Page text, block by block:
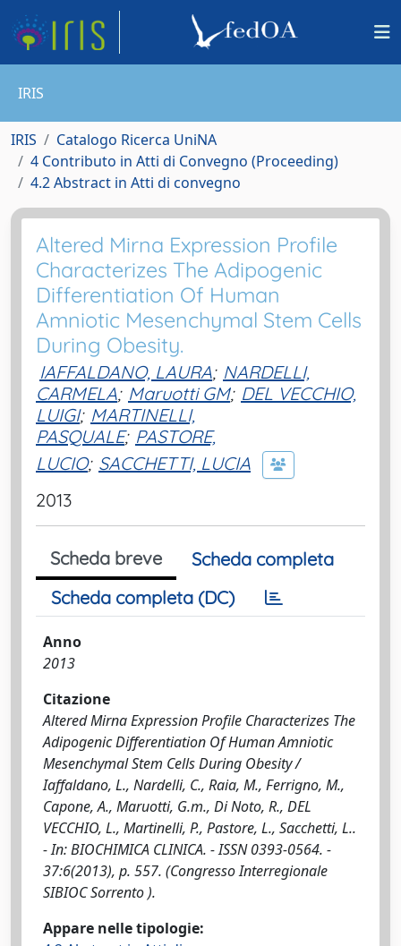
IRIS
IRIS
Catalogo Ricerca UniNA
4 Contributo in Atti di Convegno (Proceeding)
4.2 Abstract in Atti di convegno
Altered Mirna Expression Profile
Characterizes The Adipogenic
Differentiation Of Human
Amniotic Mesenchymal Stem Cells
During Obesity.
IAFFALDANO, LAURA; NARDELLI,
CARMELA; Maruotti GM; DEL VECCHIO,
LUIGI; MARTINELLI,
PASQUALE; PASTORE,
LUCIO; SACCHETTI, LUCIA
2013
Scheda breve
Scheda completa
Scheda completa (DC)
Anno
2013
Citazione
Altered Mirna Expression Profile Characterizes The
Adipogenic Differentiation Of Human Amniotic
Mesenchymal Stem Cells During Obesity /
Iaffaldano, L., Nardelli, C., Raia, M., Ferrigno, M.,
Capone, A., Maruotti, G.m., Di Noto, R., DEL
VECCHIO, L., Martinelli, P., Pastore, L., Sacchetti, L..
- In: BIOCHIMICA CLINICA. - ISSN 0393-0564. -
37:6(2013), p. 557. (Congresso Interregionale
SIBIOC Sorrento ).
Appare nelle tipologie: